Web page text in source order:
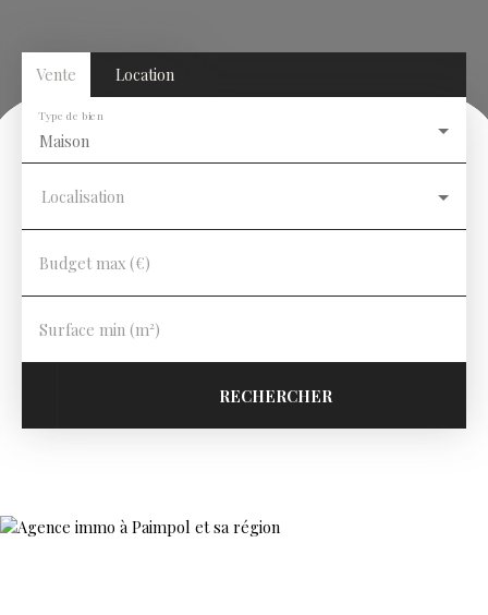
Vente Location
Maison
Type de bien
Localisation
Budget max (€)
Surface min (m²)
RECHERCHER